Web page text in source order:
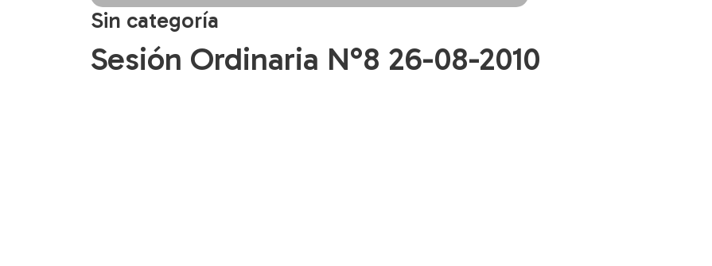
Sin categoría
Sesión Ordinaria N°8 26-08-2010